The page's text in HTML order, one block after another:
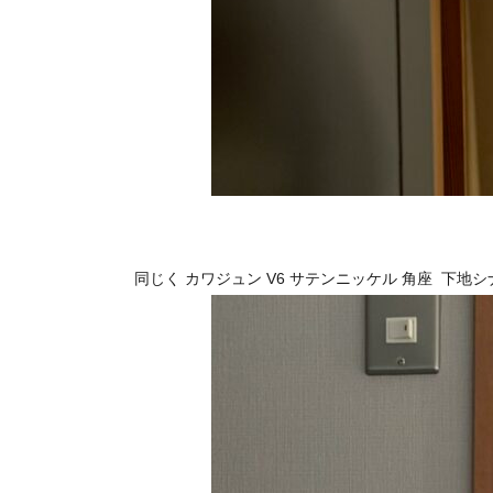
同じく カワジュン V6 サテンニッケル 角座 下地シ